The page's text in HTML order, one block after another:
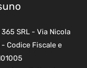
SRL - Via Nicola
- Codice Fiscale e